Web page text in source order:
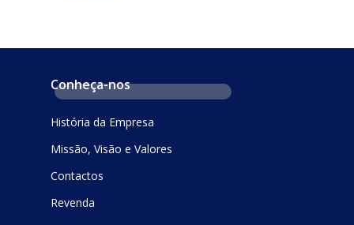
Conheça-nos
História da Empresa
Missão, Visão e Valores
Contactos
Revenda